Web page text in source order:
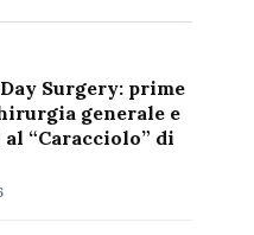
Surgery: prime
generale e
“Caracciolo” di